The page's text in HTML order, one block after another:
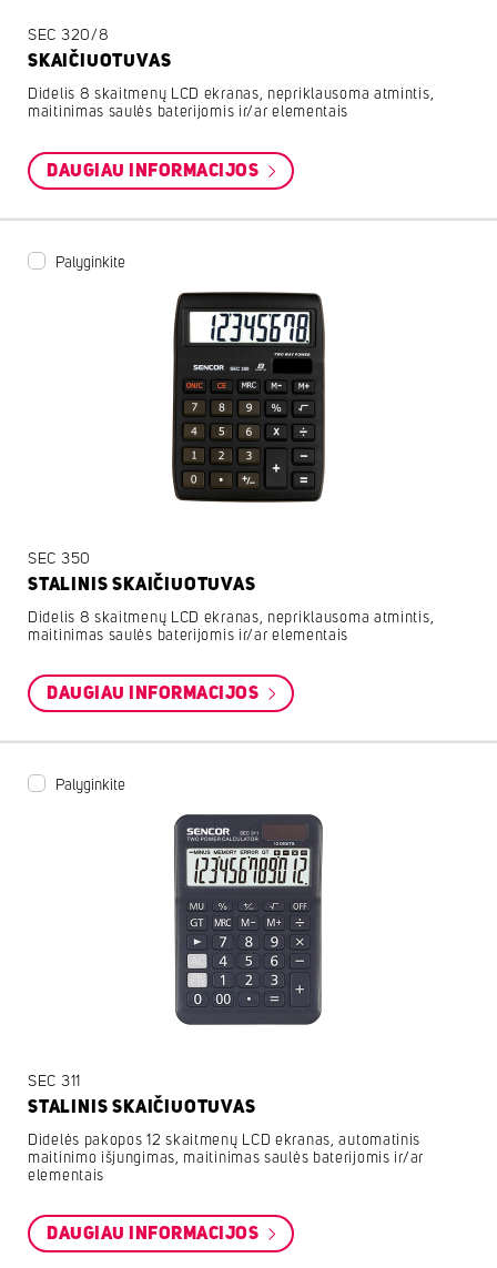
SEC 320/8
SKAIČIUOTUVAS
Didelis 8 skaitmenų LCD ekranas, nepriklausoma atmintis,
maitinimas saulės baterijomis ir/ar elementais
DAUGIAU INFORMACIJOS
Palyginkite
SEC 350
STALINIS SKAIČIUOTUVAS
Didelis 8 skaitmenų LCD ekranas, nepriklausoma atmintis,
maitinimas saulės baterijomis ir/ar elementais
DAUGIAU INFORMACIJOS
Palyginkite
SEC 311
STALINIS SKAIČIUOTUVAS
Didelės pakopos 12 skaitmenų LCD ekranas, automatinis
maitinimo išjungimas, maitinimas saulės baterijomis ir/ar
elementais
DAUGIAU INFORMACIJOS